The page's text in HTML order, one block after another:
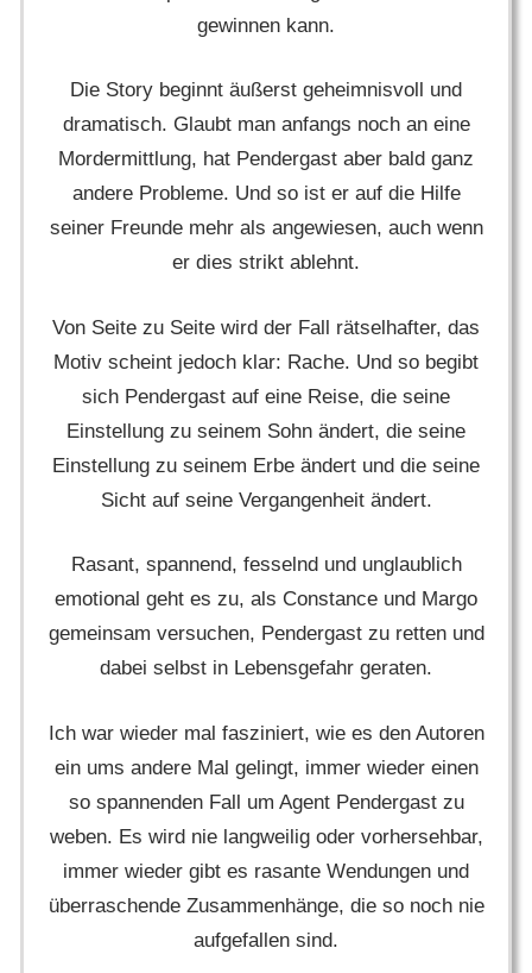
gewinnen kann.
Die Story beginnt äußerst geheimnisvoll und
dramatisch. Glaubt man anfangs noch an eine
Mordermittlung, hat Pendergast aber bald ganz
andere Probleme. Und so ist er auf die Hilfe
seiner Freunde mehr als angewiesen, auch wenn
er dies strikt ablehnt.
Von Seite zu Seite wird der Fall rätselhafter, das
Motiv scheint jedoch klar: Rache. Und so begibt
sich Pendergast auf eine Reise, die seine
Einstellung zu seinem Sohn ändert, die seine
Einstellung zu seinem Erbe ändert und die seine
Sicht auf seine Vergangenheit ändert.
Rasant, spannend, fesselnd und unglaublich
emotional geht es zu, als Constance und Margo
gemeinsam versuchen, Pendergast zu retten und
dabei selbst in Lebensgefahr geraten.
Ich war wieder mal fasziniert, wie es den Autoren
ein ums andere Mal gelingt, immer wieder einen
so spannenden Fall um Agent Pendergast zu
weben. Es wird nie langweilig oder vorhersehbar,
immer wieder gibt es rasante Wendungen und
überraschende Zusammenhänge, die so noch nie
aufgefallen sind.